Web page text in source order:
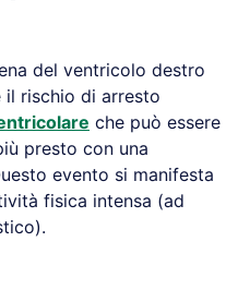
del ventricolo destro
il rischio di arresto
che può essere
presto con una
evento si manifesta
fisica intensa (ad